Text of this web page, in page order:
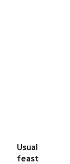
Usual
feast